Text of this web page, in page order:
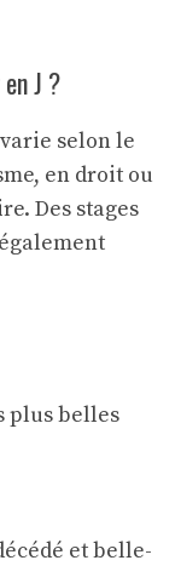
J ?
selon le
en droit ou
Des stages
plus belles
et belle-